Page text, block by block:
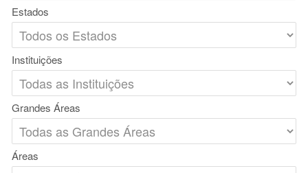
Estados
Instituições
Grandes Áreas
Áreas